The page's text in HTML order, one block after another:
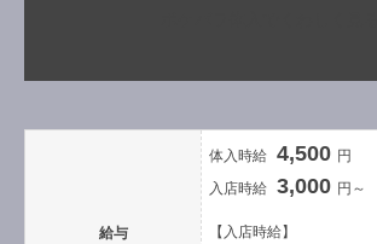
給与
体入時給 4,500 円
入店時給 3,000 円～
【入店時給】